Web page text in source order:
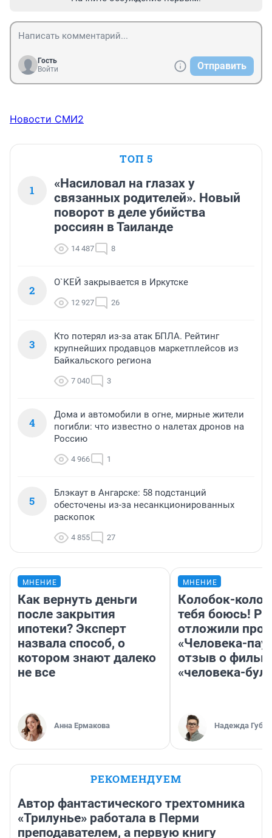
Гость
Войти
Отправить
Новости СМИ2
ТОП 5
1
«Насиловал на глазах у
связанных родителей». Новый
поворот в деле убийства
россиян в Таиланде
14 487 8
2
О`КЕЙ закрывается в Иркутске
12 927 26
3
Кто потерял из-за атак БПЛА. Рейтинг
крупнейших продавцов маркетплейсов из
Байкальского региона
7 040 3
4
Дома и автомобили в огне, мирные жители
погибли: что известно о налетах дронов на
Россию
4 966 1
5
Блэкаут в Ангарске: 58 подстанций
обесточены из-за несанкционированных
раскопок
4 855 27
МНЕНИЕ
Как вернуть деньги
после закрытия
ипотеки? Эксперт
назвала способ, о
котором знают далеко
не все
Анна Ермакова
МНЕНИЕ
Колобок-
тебя боюсь!
отложили
«Человека-
отзыв о
«человека-
Надежда
РЕКОМЕНДУЕМ
Автор фантастического трехтомника
«Трилунье» работала в Перми
преподавателем, а первую книгу